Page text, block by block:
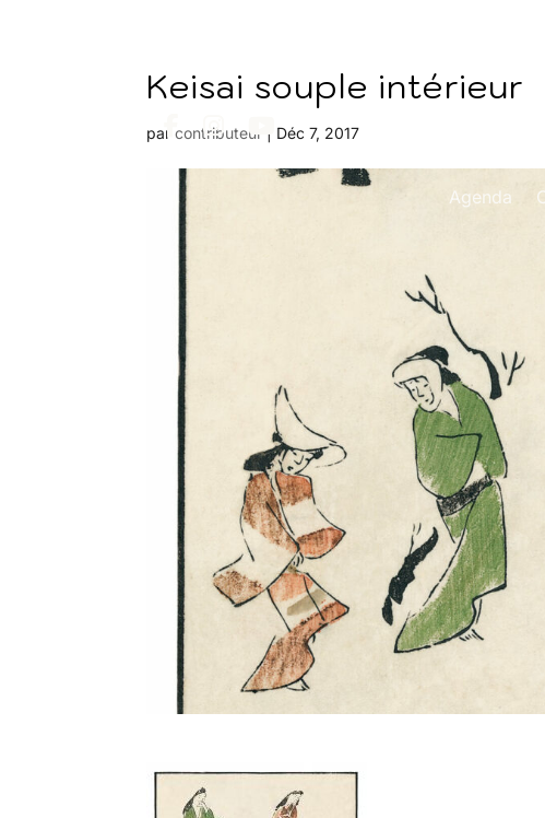
Agenda
Keisai souple intérieur
parcontributeur | Déc 7, 2017